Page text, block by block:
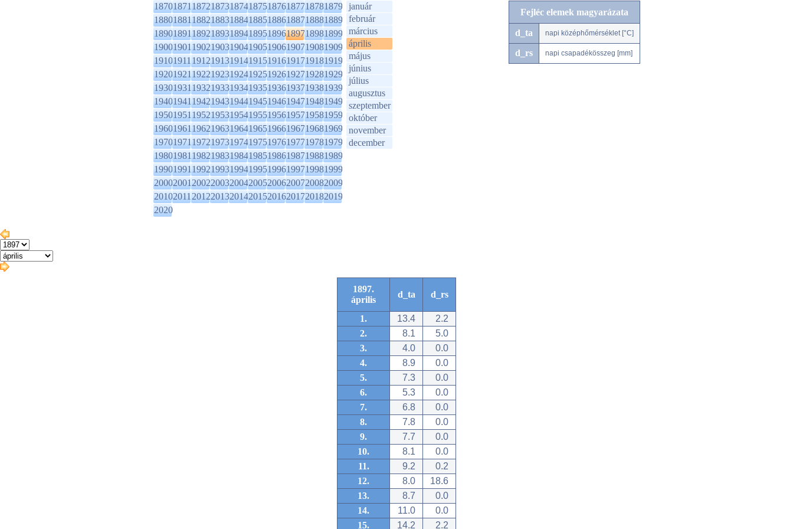
1870187118721873187418751876187718781879
1880188118821883188418851886188718881889
1890189118921893189418951896189718981899
1900190119021903190419051906190719081909
1910191119121913191419151916191719181919
1920192119221923192419251926192719281929
1930193119321933193419351936193719381939
1940194119421943194419451946194719481949
1950195119521953195419551956195719581959
1960196119621963196419651966196719681969
1970197119721973197419751976197719781979
1980198119821983198419851986198719881989
1990199119921993199419951996199719981999
2000200120022003200420052006200720082009
2010201120122013201420152016201720182019
2020
január
február
március
április
május
június
július
augusztus
szeptember
október
november
december
Fejléc elemek magyarázata
d_ta napi középhőmérséklet [°C]
d_rs napi csapadékösszeg [mm]
1897.
április
d_ta d_rs
1. 13.4
2.2
2.
8.1
5.0
3.
4.0
0.0
4.
8.9
0.0
5.
7.3
0.0
6.
5.3
0.0
7.
6.8
0.0
8.
7.8
0.0
9.
7.7
0.0
10.
8.1
0.0
11.
9.2
0.2
12.
8.0
18.6
13.
8.7
0.0
14.
11.0
0.0
15.
14.2 2.2